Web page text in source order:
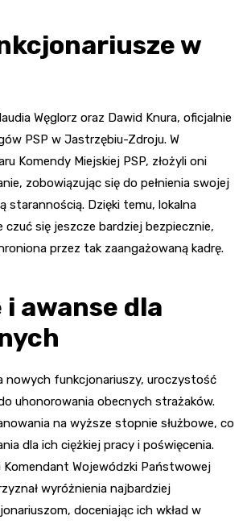
w
Węglorz oraz Dawid Knura, oficjalnie
PSP w Jastrzębiu-Zdroju. W
Komendy Miejskiej PSP, złożyli oni
zobowiązując się do pełnienia swojej
starannością. Dzięki temu, lokalna
czuć się jeszcze bardziej bezpiecznie,
przez tak zaangażowaną kadrę.
i awanse dla
nowych funkcjonariuszy, uroczystość
uhonorowania obecnych strażaków.
na wyższe stopnie służbowe, co
dla ich ciężkiej pracy i poświęcenia.
Komendant Wojewódzki Państwowej
wyróżnienia najbardziej
doceniając ich wkład w